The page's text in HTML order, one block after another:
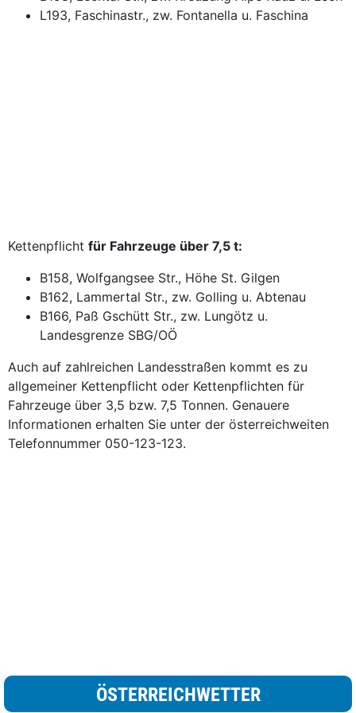
L193, Faschinastr., zw. Fontanella u. Faschina
Kettenpflicht für Fahrzeuge über 7,5 t:
B158, Wolfgangsee Str., Höhe St. Gilgen
B162, Lammertal Str., zw. Golling u. Abtenau
B166, Paß Gschütt Str., zw. Lungötz u.
Landesgrenze SBG/OÖ
Auch auf zahlreichen Landesstraßen kommt es zu
allgemeiner Kettenpflicht oder Kettenpflichten für
Fahrzeuge über 3,5 bzw. 7,5 Tonnen. Genauere
Informationen erhalten Sie unter der österreichweiten
Telefonnummer 050-123-123.
ÖSTERREICHWETTER